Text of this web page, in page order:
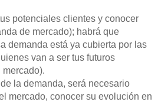
potenciales clientes y conocer
de mercado); habrá que
demanda está ya cubierta por las
van a ser tus futuros
la demanda, será necesario
mercado, conocer su evolución en